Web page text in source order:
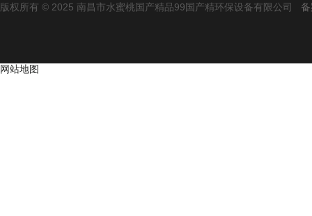
版权所有 © 2025 南昌市水蜜桃国产精品99国产精环保设备有限公司
网站地图